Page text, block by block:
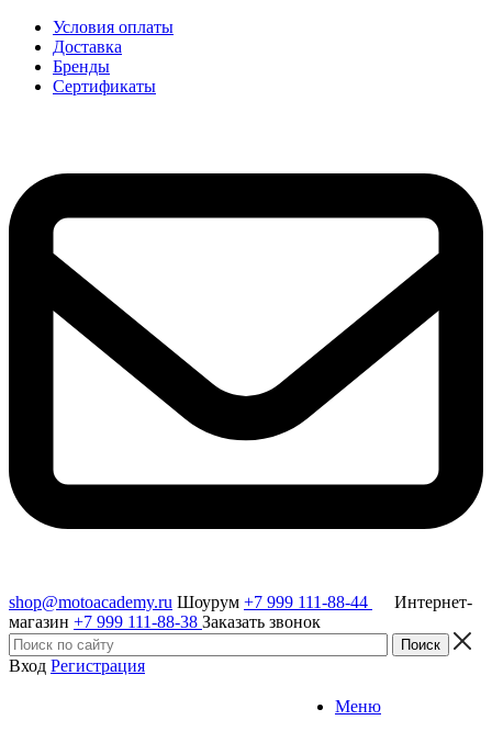
Условия оплаты
Доставка
Бренды
Сертификаты
shop@motoacademy.ru Шоурум +7 999 111-88-44
Интернет-
магазин +7 999 111-88-38 Заказать звонок
Вход Регистрация
Меню